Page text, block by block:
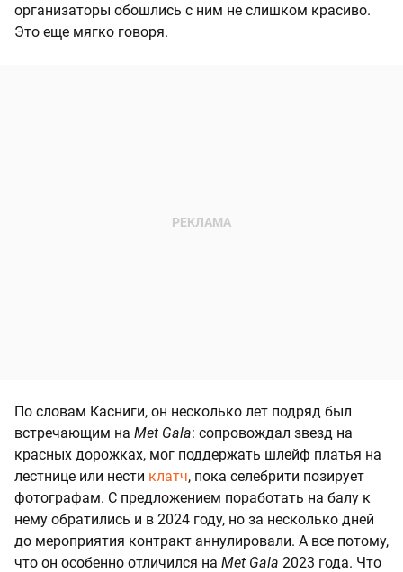
организаторы обошлись с ним не слишком красиво.
Это еще мягко говоря.
По словам Касниги, он несколько лет подряд был
встречающим на Met Gala: сопровождал звезд на
красных дорожках, мог поддержать шлейф платья на
лестнице или нести клатч, пока селебрити позирует
фотографам. С предложением поработать на балу к
нему обратились и в 2024 году, но за несколько дней
до мероприятия контракт аннулировали. А все потому,
что он особенно отличился на Met Gala 2023 года. Что